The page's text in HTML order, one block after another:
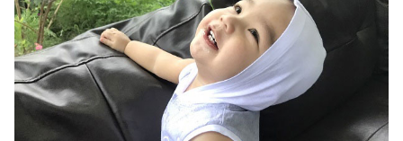
แจ้ง
ปัญหา
ร่วม
งาน
กับ